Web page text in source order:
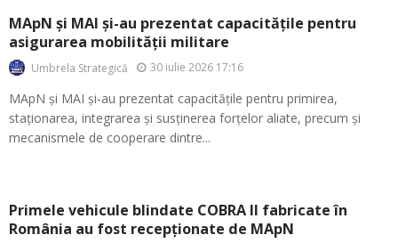
MApN și MAI și-au prezentat capacitățile pentru
asigurarea mobilității militare
Umbrela Strategică 30 iulie 2026 17:16
MApN și MAI și-au prezentat capacitățile pentru primirea,
staționarea, integrarea și susținerea forțelor aliate, precum și
mecanismele de cooperare dintre...
Primele vehicule blindate COBRA II fabricate în
România au fost recepționate de MApN